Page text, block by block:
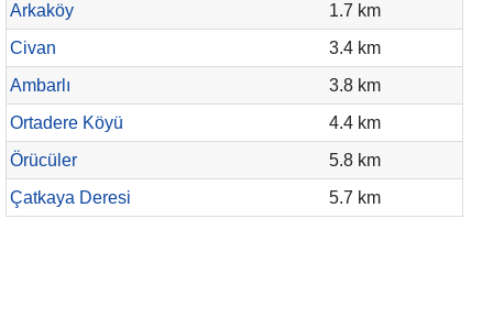
Arkaköy
1.7 km
Civan
3.4 km
Ambarlı
3.8 km
Ortadere Köyü
4.4 km
Örücüler
5.8 km
Çatkaya Deresi
5.7 km